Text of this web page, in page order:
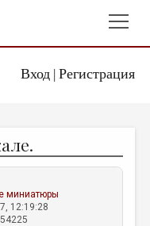
Вход| Регистрация
миниатюры
12:19:28